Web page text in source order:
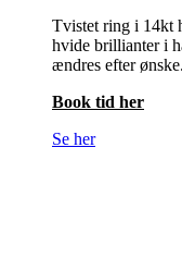
Tvistet ring i 14kt
hvide brillianter i
ændres efter ønske.
Book tid her
Se her